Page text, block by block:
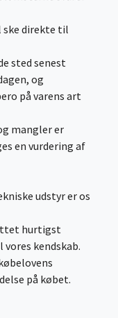
ske direkte til
sted senest
og
på varens art
mangler er
en vurdering af
udstyr er os
hurtigst
kendskab.
på købet.